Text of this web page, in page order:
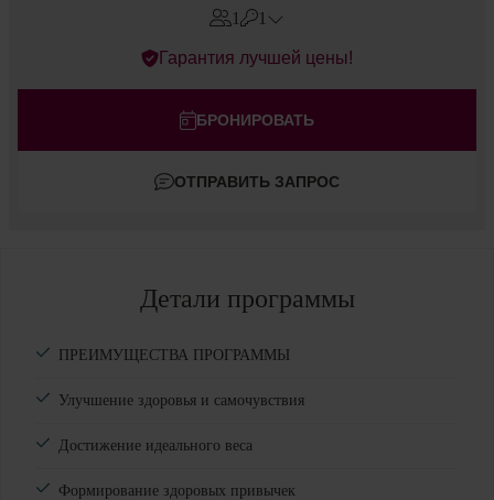
1 1
Errors?
Дети
Добавить комнату
Гарантия лучшей цены!
БРОНИРОВАТЬ
ОТПРАВИТЬ ЗАПРОС
Детали программы
ПРЕИМУЩЕСТВА ПРОГРАММЫ
Улучшение здоровья и самочувствия
Достижение идеального веса
Формирование здоровых привычек